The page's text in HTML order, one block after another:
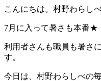
こんにちは。村野わらしべ
7月に入って暑さも本番★
利用者さんも職員も暑さ
す。
今日は、村野わらしべの